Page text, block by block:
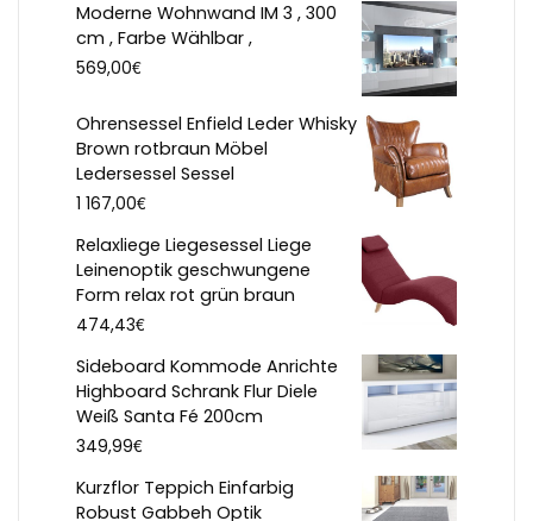
Moderne Wohnwand IM 3 , 300
cm , Farbe Wählbar ,
569,00€
Ohrensessel Enfield Leder Whisky
Brown rotbraun Möbel
Ledersessel Sessel
1 167,00€
Relaxliege Liegesessel Liege
Leinenoptik geschwungene
Form relax rot grün braun
474,43€
Sideboard Kommode Anrichte
Highboard Schrank Flur Diele
Weiß Santa Fé 200cm
349,99€
Kurzflor Teppich Einfarbig
Robust Gabbeh Optik